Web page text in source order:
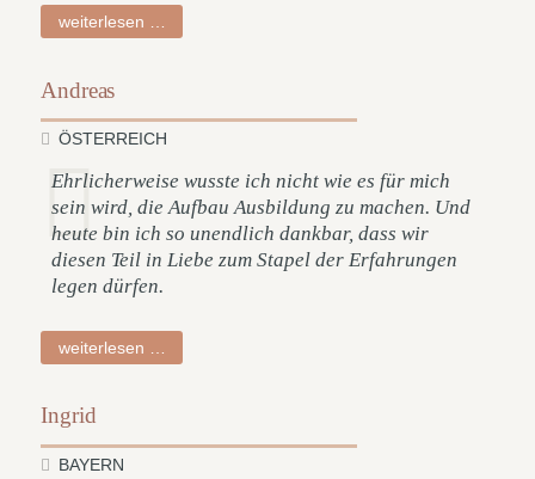
weiterlesen …
Andreas
ÖSTERREICH
Ehrlicherweise wusste ich nicht wie es für mich
sein wird, die Aufbau Ausbildung zu machen. Und
heute bin ich so unendlich dankbar, dass wir
diesen Teil in Liebe zum Stapel der Erfahrungen
legen dürfen.
weiterlesen …
Ingrid
BAYERN